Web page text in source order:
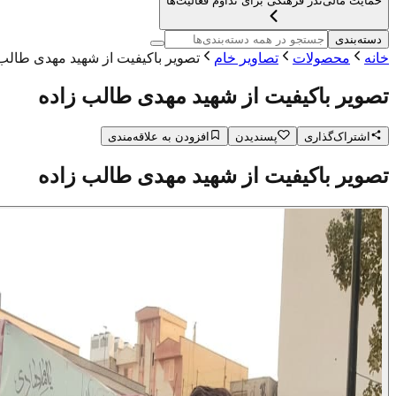
دسته‌بندی
خانه محصولات تصاویر خام تصویر باکیفیت از شهید مهدی
تصویر باکیفیت از شهید مهدی طالب زاده
اشتراک‌گذاری پسندیدن افزودن به علاقه‌مندی
تصویر باکیفیت از شهید مهدی طالب زاده